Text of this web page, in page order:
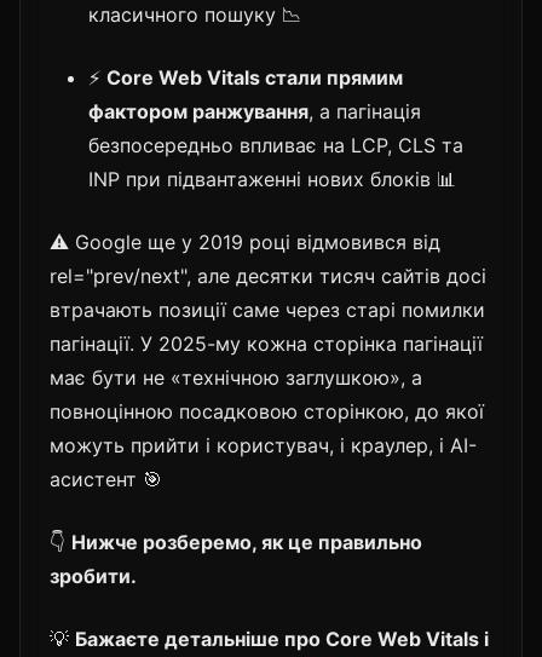
класичного пошуку 📉
⚡ Core Web Vitals стали прямим
фактором ранжування, а пагінація
безпосередньо впливає на LCP, CLS та
INP при підвантаженні нових блоків 📊
⚠️ Google ще у 2019 році відмовився від
rel="prev/next", але десятки тисяч сайтів досі
втрачають позиції саме через старі помилки
пагінації. У 2025-му кожна сторінка пагінації
має бути не «технічною заглушкою», а
повноцінною посадковою сторінкою, до якої
можуть прийти і користувач, і краулер, і AI-
асистент 🎯
👇 Нижче розберемо, як це правильно
зробити.
💡 Бажаєте детальніше про Core Web Vitals і